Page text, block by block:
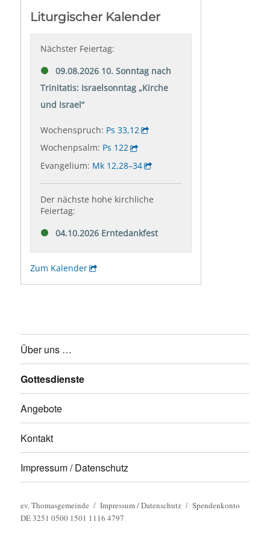
Über uns …
Gottesdienste
Angebote
Kontakt
Impressum / Datenschutz
ev. Thomasgemeinde Impressum / Datenschutz
Spendenkonto
DE 3251 0500 1501 1116 4797